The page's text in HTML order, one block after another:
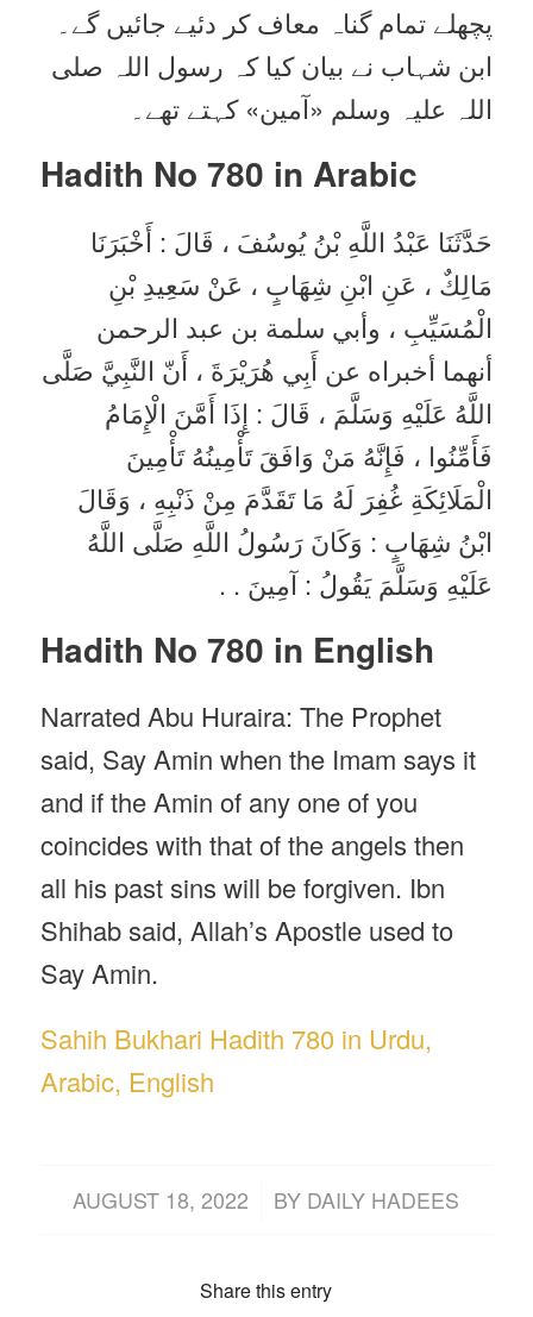
پچھلے تمام گناہ معاف کر دئیے جائیں گے۔
ابن شہاب نے بیان کیا کہ رسول اللہ صلی
اللہ علیہ وسلم «آمين» کہتے تھے۔
Hadith No 780 in Arabic
حَدَّثَنَا عَبْدُ اللَّهِ بْنُ يُوسُفَ ، قَالَ : أَخْبَرَنَا
مَالِكٌ ، عَنِ ابْنِ شِهَابٍ ، عَنْ سَعِيدِ بْنِ
الْمُسَيِّبِ ، وأبي سلمة بن عبد الرحمن
أنهما أخبراه عن أَبِي هُرَيْرَةَ ، أَنّ النَّبِيَّ صَلَّى
اللَّهُ عَلَيْهِ وَسَلَّمَ ، قَالَ : إِذَا أَمَّنَ الْإِمَامُ
فَأَمِّنُوا ، فَإِنَّهُ مَنْ وَافَقَ تَأْمِينُهُ تَأْمِينَ
الْمَلَائِكَةِ غُفِرَ لَهُ مَا تَقَدَّمَ مِنْ ذَنْبِهِ ، وَقَالَ
ابْنُ شِهَابٍ : وَكَانَ رَسُولُ اللَّهِ صَلَّى اللَّهُ
عَلَيْهِ وَسَلَّمَ يَقُولُ : آمِينَ . .
Hadith No 780 in English
Narrated Abu Huraira: The Prophet
said, Say Amin when the Imam says it
and if the Amin of any one of you
coincides with that of the angels then
all his past sins will be forgiven. Ibn
Shihab said, Allah’s Apostle used to
Say Amin.
Sahih Bukhari Hadith 780 in Urdu,
Arabic, English
AUGUST 18, 2022
/ BY DAILY HADEES
Share this entry